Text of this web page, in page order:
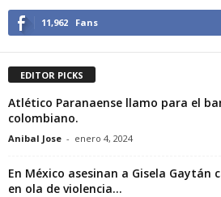
11,962 Fans
EDITOR PICKS
Atlético Paranaense llamo para el
colombiano.
Anibal Jose - enero 4, 2024
En México asesinan a Gisela
en ola de violencia...